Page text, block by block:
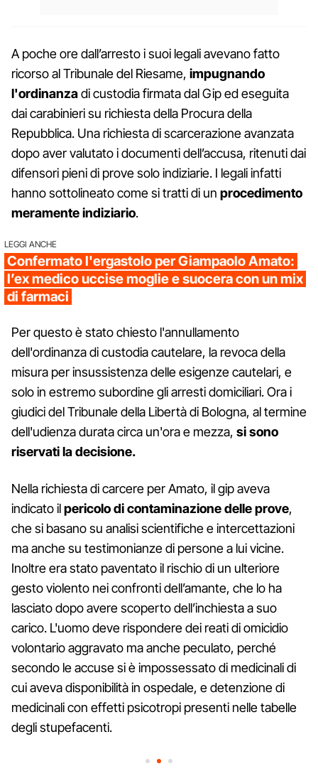
A poche ore dall’arresto i suoi legali avevano fatto
ricorso al Tribunale del Riesame, impugnando
l'ordinanzadi custodia firmata dal Gip ed eseguita
dai carabinieri su richiesta della Procura della
Repubblica. Una richiesta di scarcerazione avanzata
dopo aver valutato i documenti dell’accusa, ritenuti dai
difensori pieni di prove solo indiziarie. I legali infatti
hanno sottolineato come si tratti di un procedimento
meramente indiziario.
LEGGI ANCHE
Confermato l'ergastolo per Giampaolo Amato:
l’ex medico uccise moglie e suocera con un mix
di farmaci
Per questo è stato chiesto l'annullamento
dell'ordinanza di custodia cautelare, la revoca della
misura per insussistenza delle esigenze cautelari, e
solo in estremo subordine gli arresti domiciliari. Ora i
giudici del Tribunale della Libertà di Bologna, al termine
dell'udienza durata circa un'ora e mezza, si sono
riservati la decisione.
Nella richiesta di carcere per Amato, il gip aveva
indicato ilpericolo di contaminazione delle prove,
che si basano su analisi scientifiche e intercettazioni
ma anche su testimonianze di persone a lui vicine.
Inoltre era stato paventato il rischio di un ulteriore
gesto violento nei confronti dell’amante, che lo ha
lasciato dopo avere scoperto dell’inchiesta a suo
carico. L'uomo deve rispondere dei reati di omicidio
volontario aggravato ma anche peculato, perché
secondo le accuse si è impossessato di medicinali di
cui aveva disponibilità in ospedale, e detenzione di
medicinali con effetti psicotropi presenti nelle tabelle
degli stupefacenti.